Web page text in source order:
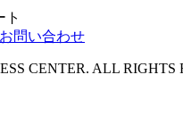
ト
お問い合わせ
CENTER. ALL RIGHTS